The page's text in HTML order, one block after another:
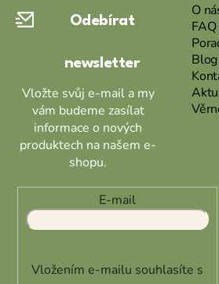
Odebírat
newsletter
Vložte svůj e-mail a my
vám budeme zasílat
informace o nových
produktech na našem e-
shopu.
E-mail
Vložením e-mailu souhlasíte s
O
Blog